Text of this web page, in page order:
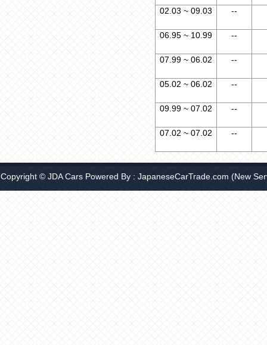
02.03 ~ 09.03 --
06.95 ~ 10.99 --
07.99 ~ 06.02 --
05.02 ~ 06.02 --
09.99 ~ 07.02 --
07.02 ~ 07.02 --
Copyright © JDA Cars Powered By : JapaneseCarTrade.com (New